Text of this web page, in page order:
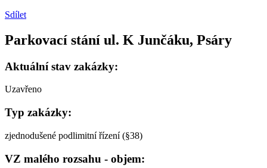
Sdílet
Parkovací stání ul. K Junčáku, Psáry
Aktuální stav zakázky:
Uzavřeno
Typ zakázky:
zjednodušené podlimitní řízení (§38)
VZ malého rozsahu - objem: